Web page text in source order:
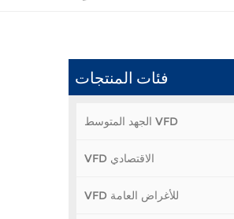
فئات المنتجات
الجهد المتوسط VFD
VFD الاقتصادي
VFD للأغراض العامة